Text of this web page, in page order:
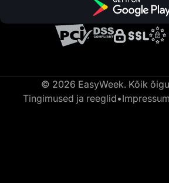
© 2026 EasyWeek. Kõik
Tingimused ja reeglid•Impressum